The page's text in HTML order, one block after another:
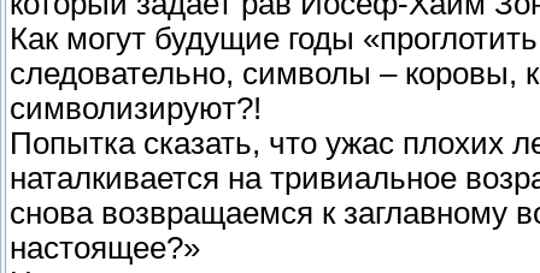
Как могут будущие годы
следовательно, символы – коровы,
символизируют?!
Попытка сказать, что ужас плохих
наталкивается на тривиальное
снова возвращаемся к заглавному
настоящее?»